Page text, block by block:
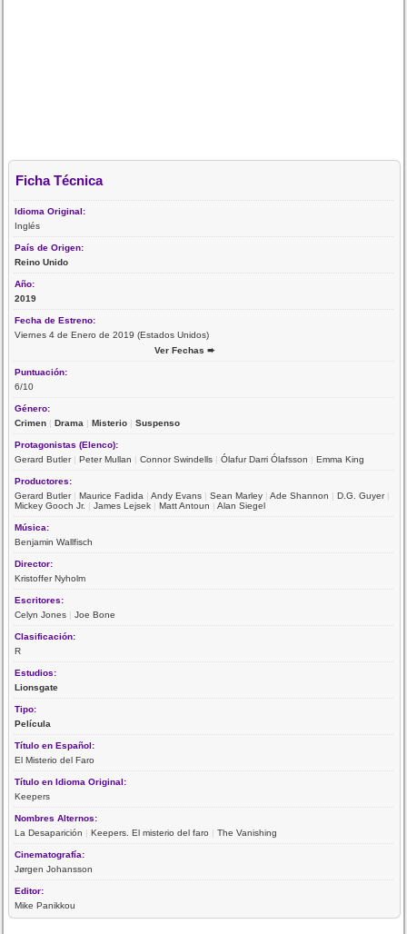
Ficha Técnica
Idioma Original:
Inglés
País de Origen:
Reino Unido
Año:
2019
Fecha de Estreno:
Viernes 4 de Enero de 2019 (Estados Unidos)
Ver Fechas ➨
Puntuación:
6/10
Género:
Crimen |Drama |Misterio |Suspenso
Protagonistas (Elenco):
Gerard Butler|Peter Mullan |Connor Swindells |Ólafur Darri Ólafsson |Emma King
Productores:
Gerard Butler|Maurice Fadida |Andy Evans |Sean Marley |Ade Shannon |D.G. Guyer|
Mickey Gooch Jr. |James Lejsek |Matt Antoun |Alan Siegel
Música:
Benjamin Wallfisch
Director:
Kristoffer Nyholm
Escritores:
Celyn Jones |Joe Bone
Clasificación:
R
Estudios:
Lionsgate
Tipo:
Película
Título en Español:
El Misterio del Faro
Título en Idioma Original:
Keepers
Nombres Alternos:
La Desaparición |Keepers. El misterio del faro |The Vanishing
Cinematografía:
Jørgen Johansson
Editor:
Mike Panikkou